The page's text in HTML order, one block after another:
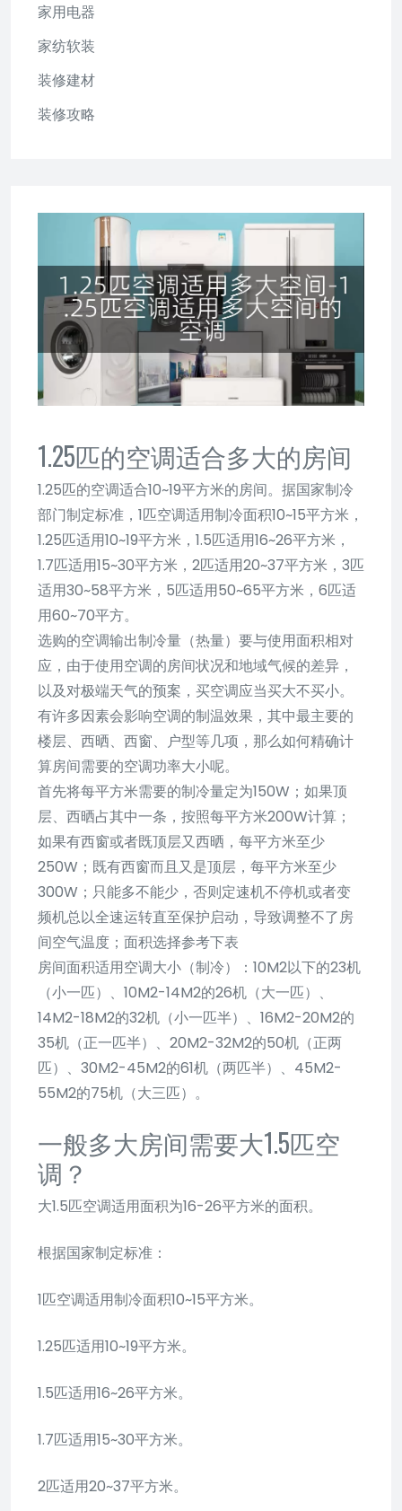
1.25匹的空调适合多大的房间
1.25匹的空调适合10~19平方米的房间。据国家制冷
部门制定标准，1匹空调适用制冷面积10~15平方米，
1.25匹适用10~19平方米，1.5匹适用16~26平方米，
1.7匹适用15~30平方米，2匹适用20~37平方米，3匹
适用30~58平方米，5匹适用50~65平方米，6匹适
用60~70平方。
选购的空调输出制冷量（热量）要与使用面积相对
应，由于使用空调的房间状况和地域气候的差异，
以及对极端天气的预案，买空调应当买大不买小。
有许多因素会影响空调的制温效果，其中最主要的
楼层、西晒、西窗、户型等几项，那么如何精确计
算房间需要的空调功率大小呢。
首先将每平方米需要的制冷量定为150W；如果顶
层、西晒占其中一条，按照每平方米200W计算；
如果有西窗或者既顶层又西晒，每平方米至少
250W；既有西窗而且又是顶层，每平方米至少
300W；只能多不能少，否则定速机不停机或者变
频机总以全速运转直至保护启动，导致调整不了房
间空气温度；面积选择参考下表
房间面积适用空调大小（制冷）：10M2以下的23机
（小一匹）、10M2-14M2的26机（大一匹）、
14M2-18M2的32机（小一匹半）、16M2-20M2的
35机（正一匹半）、20M2-32M2的50机（正两
匹）、30M2-45M2的61机（两匹半）、45M2-
55M2的75机（大三匹）。
一般多大房间需要大1.5匹空
调？
大1.5匹空调适用面积为16-26平方米的面积。
根据国家制定标准：
1匹空调适用制冷面积10~15平方米。
1.25匹适用10~19平方米。
1.5匹适用16~26平方米。
1.7匹适用15~30平方米。
2匹适用20~37平方米。
家用电器
家纺软装
装修建材
装修攻略